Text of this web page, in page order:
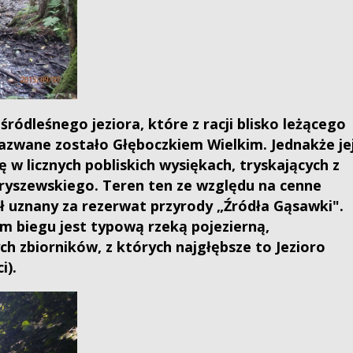
śródleśnego jeziora, które z racji blisko leżącego
zostało Głęboczkiem Wielkim. Jednakże
w licznych pobliskich wysiękach, tryskających z
Teren ten ze względu na cenne
za rezerwat przyrody „Źródła Gąsawki".
biegu jest typową rzeką pojezierną,
zbiorników, z których najgłębsze to Jezioro